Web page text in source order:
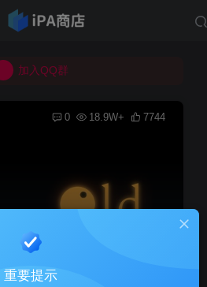
用 均已通过 严格的安全检测
加入QQ群
0 18.9W+ 7744
重要提示